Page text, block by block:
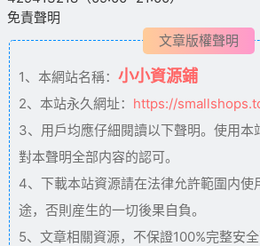
免責聲明
文章版權聲明
1、本網站名稱： 小小資源鋪
2、本站永久網址： https://
3、用戶均應仔細閱讀以下聲明。使用本
對本聲明全部内容的認可。
4、下載本站資源請在法律允許範圍内使
途，否則産生的一切後果自負。
5、文章相關資源，不保證100%完整安